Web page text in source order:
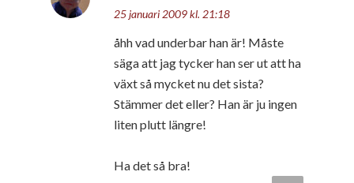
25 januari 2009 kl. 21:18
åhh vad underbar han är! Måste
säga att jag tycker han ser ut att ha
växt så mycket nu det sista?
Stämmer det eller? Han är ju ingen
liten plutt längre!
Ha det så bra!